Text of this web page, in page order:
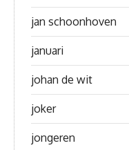
jan schoonhoven
januari
johan de wit
joker
jongeren